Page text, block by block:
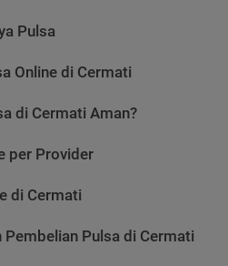
Pulsa
Online di Cermati
di Cermati Aman?
per Provider
di Cermati
Pulsa di Cermati